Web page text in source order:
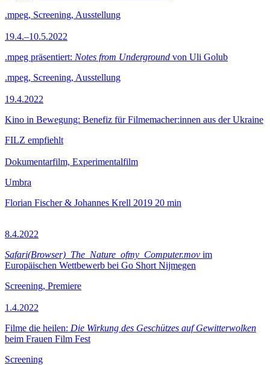
.mpeg, Screening, Ausstellung
19.4.–10.5.2022
.mpeg präsentiert: Notes from Underground von Uli Golub
.mpeg, Screening, Ausstellung
19.4.2022
Kino in Bewegung: Benefiz für Filmemacher:innen aus der Ukraine
FILZ empfiehlt
Dokumentarfilm, Experimentalfilm
Umbra
Florian Fischer & Johannes Krell 2019 20 min
8.4.2022
Safari(Browser)_The_Nature_ofmy_Computer.mov im
Europäischen Wettbewerb bei Go Short Nijmegen
Screening, Premiere
1.4.2022
Filme die heilen: Die Wirkung des Geschützes auf Gewitterwolken
beim Frauen Film Fest
Screening